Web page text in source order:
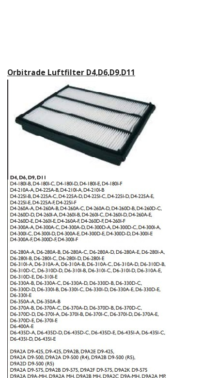
Orbitrade Luftfilter D4,D6,D9,D11